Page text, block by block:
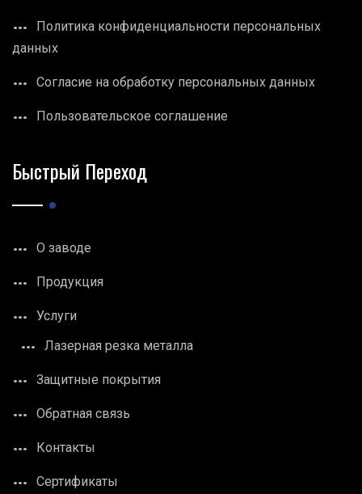
Политика конфиденциальности персональных
данных
Согласие на обработку персональных данных
Пользовательское соглашение
Быстрый Переход
О заводе
Продукция
Услуги
Лазерная резка металла
Защитные покрытия
Обратная связь
Контакты
Сертификаты